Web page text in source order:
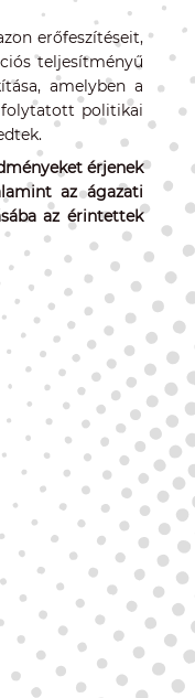
erőfeszítéseit,
teljesítményű
amelyben a
folytatott politikai
érjenek
az ágazati
az érintettek